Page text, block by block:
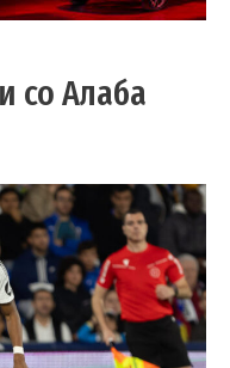
со Алаба